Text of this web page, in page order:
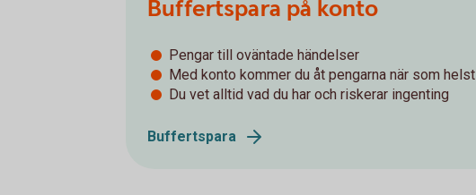
Buffertspara på konto
Pengar till oväntade händelser
Med konto kommer du åt pengarna när som helst
Du vet alltid vad du har och riskerar ingenting
Buffertspara